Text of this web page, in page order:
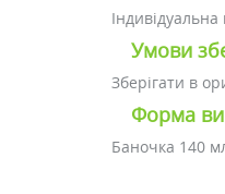
Умови
Зберігати в
Форма
Баночка 140